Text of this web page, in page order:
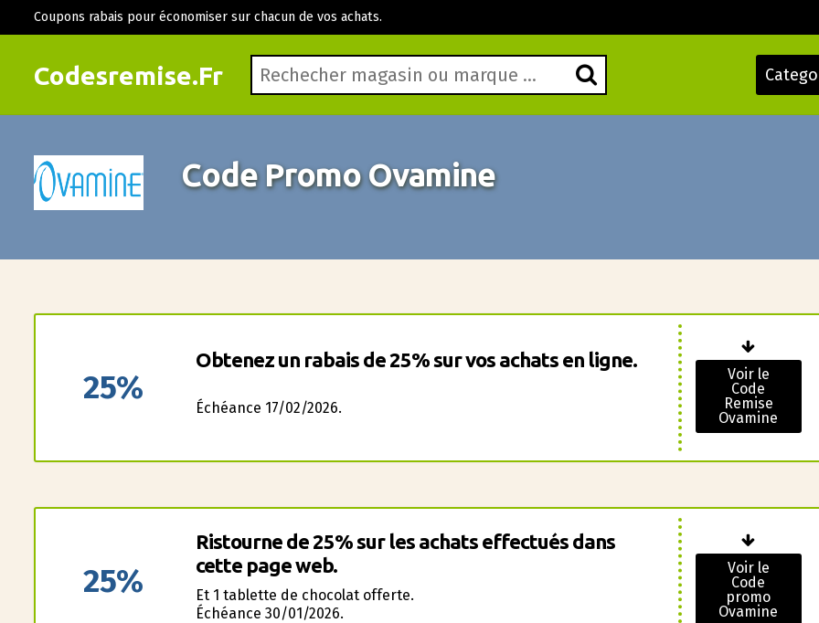
Codesremise.Fr
Coupons rabais pour économiser sur chacun de vos achats.
Code Promo Ovamine
25%
Obtenez un rabais de 25% sur vos achats en ligne.
Échéance 17/02/2026.
Voir le
Code
Remise
Ovamine
25%
Ristourne de 25% sur les achats effectués dans
cette page web.
Et 1 tablette de chocolat offerte.
Échéance 30/01/2026.
Voir le
Code
promo
Ovamine